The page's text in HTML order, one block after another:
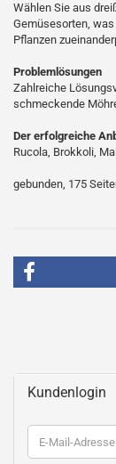
Wählen Sie aus
Gemüsesorten,
Pflanzen
Problemlösungen
Zahlreiche
schmeckende
Der erfolgreiche
Rucola, Brokkoli,
gebunden, 175
Kundenlogin
E-
Mail-